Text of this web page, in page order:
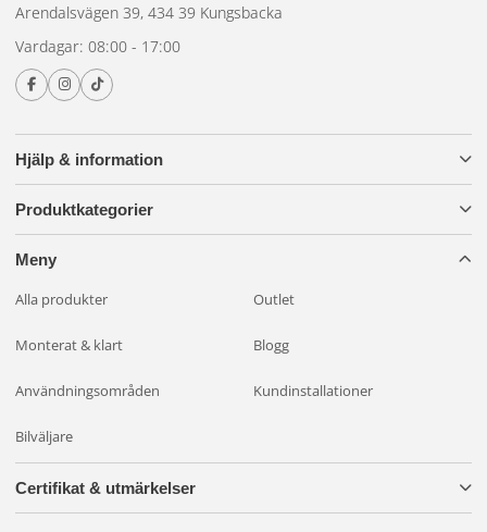
Hjälp & information
Produktkategorier
Meny
Alla produkter Outlet
Monterat & klart Blogg
Användningsområden Kundinstallationer
Bilväljare
Arendalsvägen 39, 434 39 Kungsbacka
Vardagar: 08:00 - 17:00
Certifikat & utmärkelser